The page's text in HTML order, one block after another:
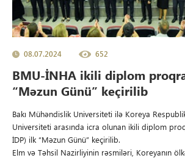
08.07.2024 652
BMU-İNHA ikili diplom
“Məzun Günü” keçirilib
Bakı Mühəndislik Universiteti ilə Koreya
Universiteti arasında icra olunan ikili diplom
İDP) ilk “Məzun Günü” keçirilib.
Elm və Təhsil Nazirliyinin rəsmiləri, Koreyanın